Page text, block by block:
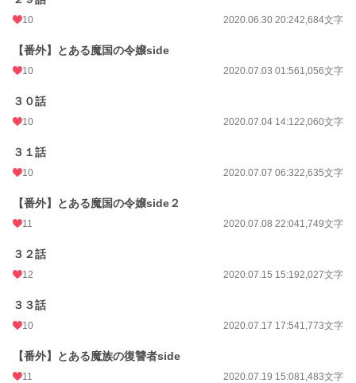
10 2020.06.30 20:242,684文字
【番外】とある魔国の令嬢side
10 2020.07.03 01:561,056文字
３０話
10 2020.07.04 14:122,060文字
３１話
10 2020.07.07 06:322,635文字
【番外】とある魔国の令嬢side２
11 2020.07.08 22:041,749文字
３２話
12 2020.07.15 15:192,027文字
３３話
10 2020.07.17 17:541,773文字
【番外】とある魔族の復讐者side
11 2020.07.19 15:081,483文字